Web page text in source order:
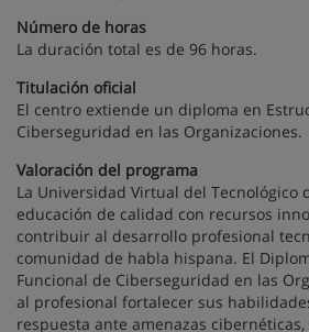
Número de horas
La duración total es de 96 horas.
Titulación oficial
El centro extiende un diploma en
Ciberseguridad en las Organizaciones.
Valoración del programa
La Universidad Virtual del Tecnológico
educación de calidad con recursos
contribuir al desarrollo profesional
comunidad de habla hispana. El
Funcional de Ciberseguridad en las
al profesional fortalecer sus
respuesta ante amenazas